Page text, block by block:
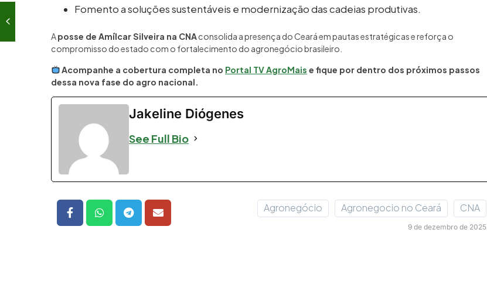
Fomento a soluções sustentáveis e modernização das cadeias produtivas.
Aposse de Amílcar Silveira na CNAconsolida a presença do Ceará em pautas estratégicas e reforça o
compromisso do estado com o fortalecimento do agronegócio brasileiro.
Acompanhe a cobertura completa no Portal TV AgroMais e fique por dentro dos próximos passos
dessa nova fase do agro nacional.
Jakeline Diógenes
See Full Bio
Agronegócio Agronegocio no Ceará CNA
9 de dezembro de 2025